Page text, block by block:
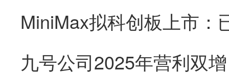
九号公司2025年营利双